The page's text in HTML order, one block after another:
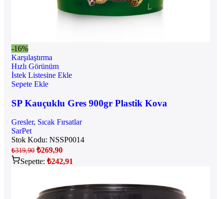
-16%
Karşılaştırma
Hızlı Görünüm
İstek Listesine Ekle
Sepete Ekle
SP Kauçuklu Gres 900gr Plastik Kova
Gresler, Sıcak Fırsatlar
SarPet
Stok Kodu: NSSP0014
₺319,90 ₺269,90
Sepette: ₺242,91